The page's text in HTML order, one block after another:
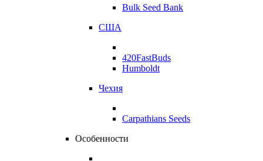
Bulk Seed Bank
США
420FastBuds
Humboldt
Чехия
Carpathians Seeds
Особенности